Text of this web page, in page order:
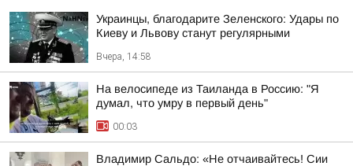
Украинцы, благодарите Зеленского: Удары по
Киеву и Львову станут регулярными
Вчера, 14:58
На велосипеде из Таиланда в Россию: "Я
думал, что умру в первый день"
00:03
Владимир Сальдо: «Не отчаивайтесь! Сии